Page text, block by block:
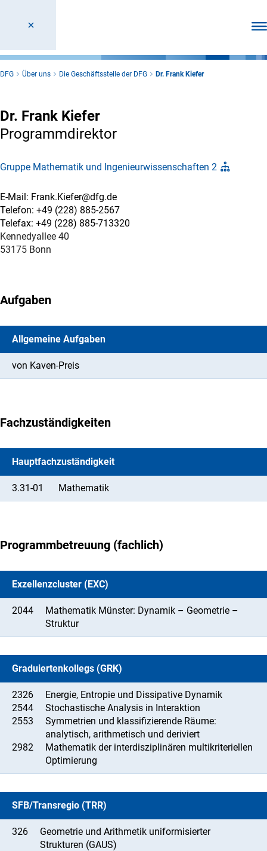
DFG Über uns Die Geschäftsstelle der DFG Dr. Frank Kiefer
Dr. Frank Kiefer
Programmdirektor
Gruppe Mathematik und Ingenieurwissenschaften 2
E-Mail: Frank.Kiefer@dfg.de
Telefon: +49 (228) 885-2567
Telefax: +49 (228) 885-713320
Kennedyallee 40
53175 Bonn
Aufgaben
Allgemeine Aufgaben
von Kaven-Preis
Fachzuständigkeiten
Hauptfachzuständigkeit
3.31-01 Mathematik
Programmbetreuung (fachlich)
Exzellenzcluster (EXC)
2044
Mathematik Münster: Dynamik – Geometrie –
Struktur
Graduiertenkollegs (GRK)
2326
Energie, Entropie und Dissipative Dynamik
2544
Stochastische Analysis in Interaktion
2553
Symmetrien und klassifizierende Räume:
analytisch, arithmetisch und deriviert
2982
Mathematik der interdisziplinären multikriteriellen
Optimierung
SFB/Transregio (TRR)
326
Geometrie und Arithmetik uniformisierter
Strukturen (GAUS)